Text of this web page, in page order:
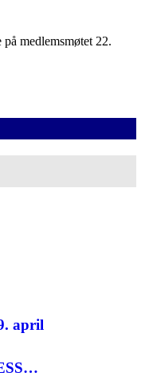
medlemsmøtet 22.
april